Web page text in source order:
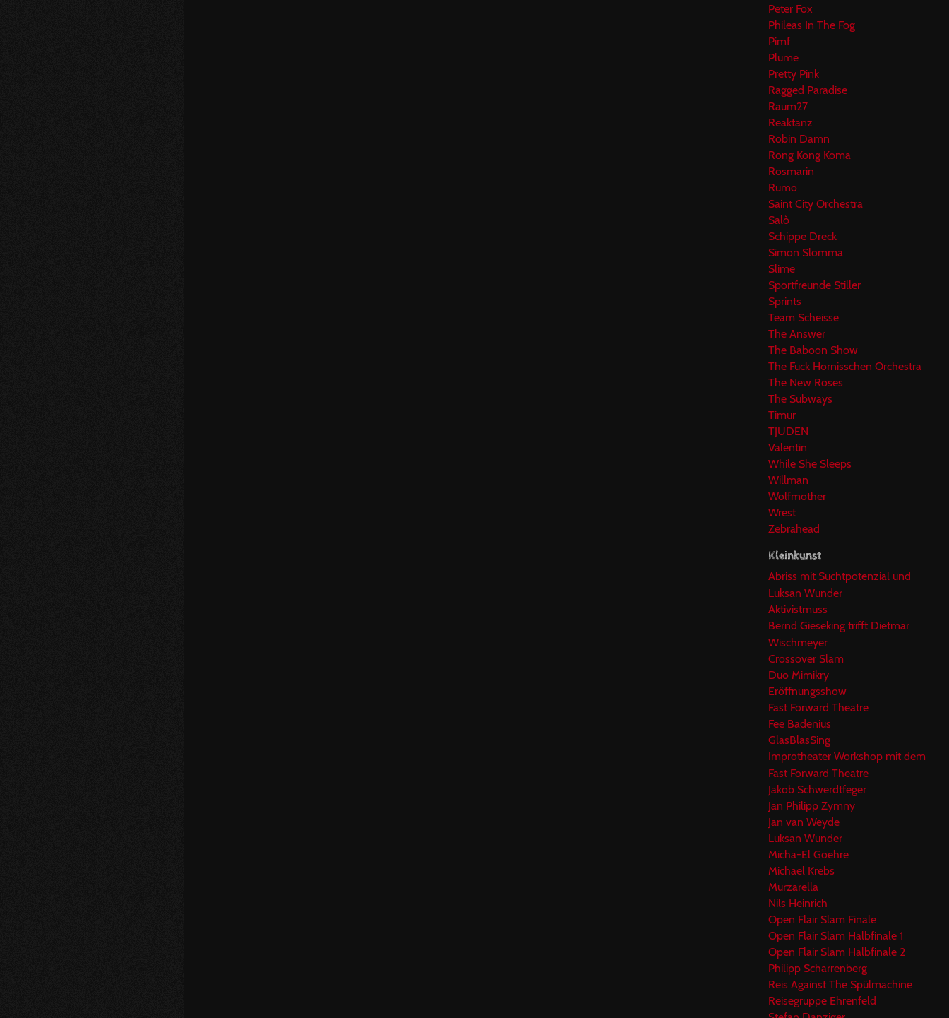
Peter Fox
Phileas In The Fog
Pimf
Plume
Pretty Pink
Ragged Paradise
Raum27
Reaktanz
Robin Damn
Rong Kong Koma
Rosmarin
Rumo
Saint City Orchestra
Salò
Schippe Dreck
Simon Slomma
Slime
Sportfreunde Stiller
Sprints
Team Scheisse
The Answer
The Baboon Show
The Fuck Hornisschen Orchestra
The New Roses
The Subways
Timur
TJUDEN
Valentin
While She Sleeps
Willman
Wolfmother
Wrest
Zebrahead
Kleinkunst
Abriss mit Suchtpotenzial und
Luksan Wunder
Aktivistmuss
Bernd Gieseking trifft Dietmar
Wischmeyer
Crossover Slam
Duo Mimikry
Eröffnungsshow
Fast Forward Theatre
Fee Badenius
GlasBlasSing
Improtheater Workshop mit dem
Fast Forward Theatre
Jakob Schwerdtfeger
Jan Philipp Zymny
Jan van Weyde
Luksan Wunder
Micha-El Goehre
Michael Krebs
Murzarella
Nils Heinrich
Open Flair Slam Finale
Open Flair Slam Halbfinale 1
Open Flair Slam Halbfinale 2
Philipp Scharrenberg
Reis Against The Spülmachine
Reisegruppe Ehrenfeld